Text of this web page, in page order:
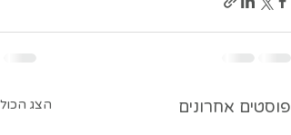
פוסטים אחרונים הצג הכול